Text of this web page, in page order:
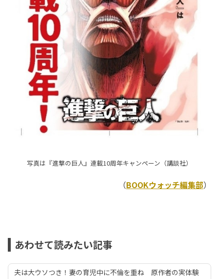
写真は『進撃の巨人』連載10周年キャンペーン（講談社）
（BOOKウォッチ編集部）
あわせて読みたい記事
夫は大ウソつき！妻の育児中に不倫を重ね 原作者の実体験